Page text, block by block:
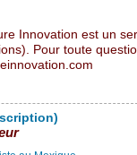
Innovation est un
Pour toute